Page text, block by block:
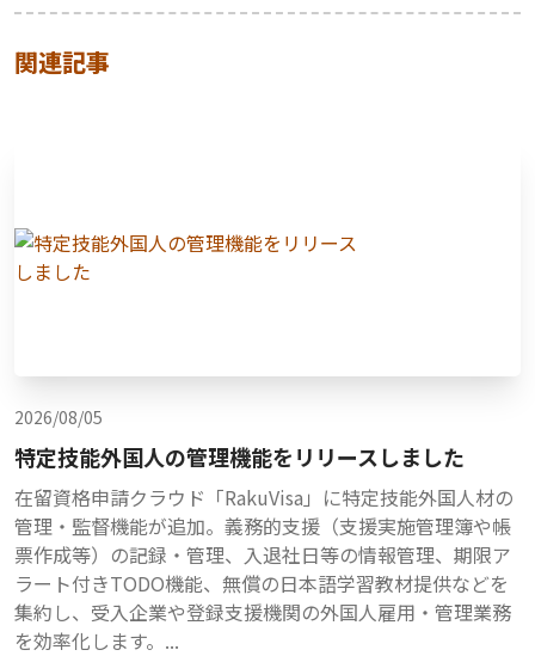
関連記事
2026/08/05
特定技能外国人の管理機能をリリースしました
在留資格申請クラウド「RakuVisa」に特定技能外国人材の
管理・監督機能が追加。義務的支援（支援実施管理簿や帳
票作成等）の記録・管理、入退社日等の情報管理、期限ア
ラート付きTODO機能、無償の日本語学習教材提供などを
集約し、受入企業や登録支援機関の外国人雇用・管理業務
を効率化します。...